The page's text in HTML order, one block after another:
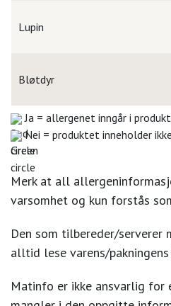
Lupin
Bløtdyr
Ja = allergenet inngår i
Nei = produktet inneholder
Merk at all
varsomhet og kun forstås
Den som tilbereder/
alltid lese varens/
Matinfo er ikke ansvarlig